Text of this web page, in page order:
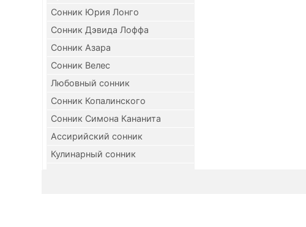
Сонник Юрия Лонго
Сонник Дэвида Лоффа
Сонник Азара
Сонник Велес
Любовный сонник
Сонник Копалинского
Сонник Симона Кананита
Ассирийский сонник
Кулинарный сонник